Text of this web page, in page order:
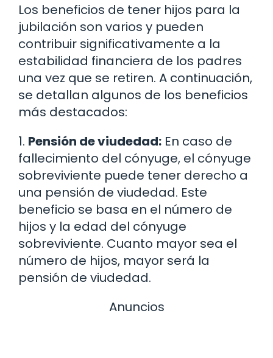
Los beneficios de tener hijos para la
jubilación son varios y pueden
contribuir significativamente a la
estabilidad financiera de los padres
una vez que se retiren. A continuación,
se detallan algunos de los beneficios
más destacados:
1. Pensión de viudedad: En caso de
fallecimiento del cónyuge, el cónyuge
sobreviviente puede tener derecho a
una pensión de viudedad. Este
beneficio se basa en el número de
hijos y la edad del cónyuge
sobreviviente. Cuanto mayor sea el
número de hijos, mayor será la
pensión de viudedad.
Anuncios